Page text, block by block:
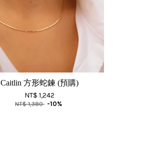
Caitlin 方形蛇鍊 (預購)
NT$ 1,242
NT$ 1,380 -10%